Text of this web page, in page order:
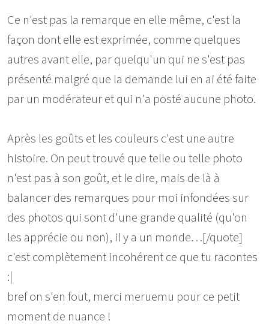
Ce n'est pas la remarque en elle même, c'est la
façon dont elle est exprimée, comme quelques
autres avant elle, par quelqu'un qui ne s'est pas
présenté malgré que la demande lui en ai été faite
par un modérateur et qui n'a posté aucune photo.
Après les goûts et les couleurs c'est une autre
histoire. On peut trouvé que telle ou telle photo
n'est pas à son goût, et le dire, mais de là à
balancer des remarques pour moi infondées sur
des photos qui sont d'une grande qualité (qu'on
les apprécie ou non), il y a un monde…[/quote]
c'est complètement incohérent ce que tu racontes
:|
bref on s'en fout, merci meruemu pour ce petit
moment de nuance !